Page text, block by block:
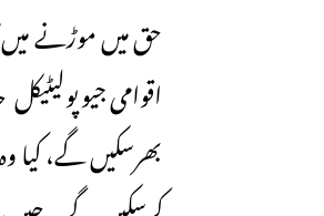
حق میں موڑنے
اقوامی جیو
بھرسکیں گے، کیا